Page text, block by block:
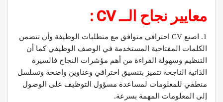
معايير نجاح الــ CV :
1. اصنع CV احترافي متوافق مع متطلبات الوظيفة وأن تتضمن
الكلمات المفتاحية المستخدمة في الوصف الوظيفي كما أن
التنظيم وسهولة القراءة من أهم مؤشرات النجاح فالسيرة
الذاتية الناجحة تتميز بتنسيق احترافي وعناوين واضحة وتسلسل
منطقي للمعلومات لمساعدة مسؤول التوظيف على الوصول
إلى المعلومات المهمة بسرعة.